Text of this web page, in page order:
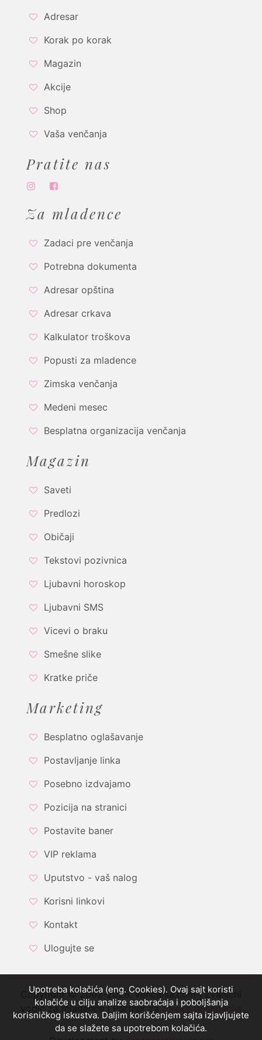
Adresar
Korak po korak
Magazin
Akcije
Shop
Vaša venčanja
Pratite nas
Za mladence
Zadaci pre venčanja
Potrebna dokumenta
Adresar opština
Adresar crkava
Kalkulator troškova
Popusti za mladence
Zimska venčanja
Medeni mesec
Besplatna organizacija venčanja
Magazin
Saveti
Predlozi
Običaji
Tekstovi pozivnica
Ljubavni horoskop
Ljubavni SMS
Vicevi o braku
Smešne slike
Kratke priče
Marketing
Besplatno oglašavanje
Postavljanje linka
Posebno izdvajamo
Pozicija na stranici
Postavite baner
VIP reklama
Uputstvo - vaš nalog
Korisni linkovi
Kontakt
Ulogujte se
Copyright © 2002-2026. Vencanja.com | Zvanični
vodič za mladence | Partner zadaleke destinacije
Upotreba kolačića (eng. Cookies). Ovaj sajt koristi
kolačiće u cilju analize saobraćaja i poboljšanja
korisničkog iskustva. Daljim korišćenjem sajta izjavljujete
da se slažete sa upotrebom kolačića.